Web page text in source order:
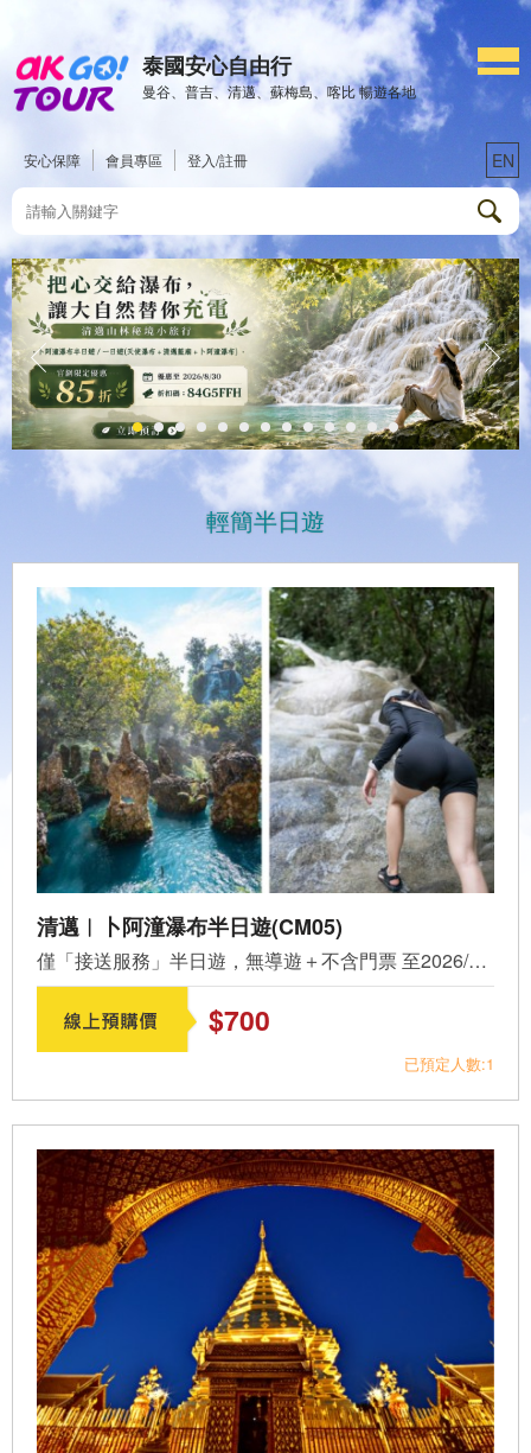
泰國安心自由行
曼谷、普吉、清邁、蘇梅島、喀比 暢遊各地
安心保障 會員專區 登入/註冊 EN
輕簡半日遊
清邁︱卜阿潼瀑布半日遊(CM05)
僅「接送服務」半日遊，無導遊＋不含門票 至2026/8/31前官...
$700
已預定人數:1